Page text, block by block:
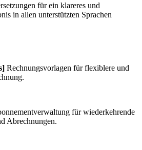
für ein klareres und
in allen unterstützten Sprachen
Rechnungsvorlagen für flexiblere und
für wiederkehrende
Abrechnungen.